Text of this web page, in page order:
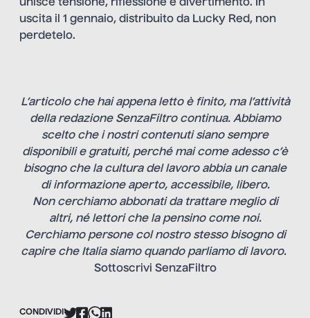
unisce tensione, riflessione e divertimento. In
uscita il 1 gennaio, distribuito da Lucky Red, non
perdetelo.
L’articolo che hai appena letto è finito, ma l’attività
della redazione SenzaFiltro continua. Abbiamo
scelto che i nostri contenuti siano sempre
disponibili e gratuiti, perché mai come adesso c’è
bisogno che la cultura del lavoro abbia un canale
di informazione aperto, accessibile, libero.
Non cerchiamo abbonati da trattare meglio di
altri, né lettori che la pensino come noi.
Cerchiamo persone col nostro stesso bisogno di
capire che Italia siamo quando parliamo di lavoro.
Sottoscrivi SenzaFiltro
CONDIVIDI